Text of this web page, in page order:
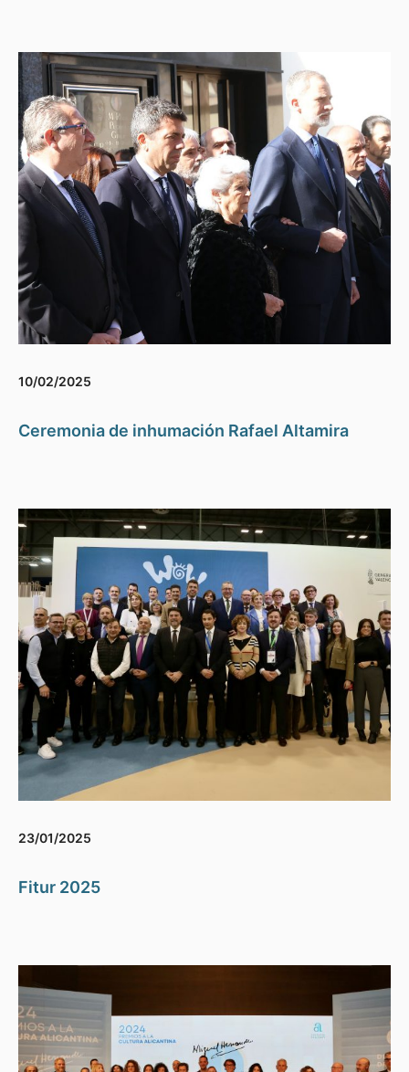
10/02/2025
Ceremonia de inhumación Rafael Altamira
23/01/2025
Fitur 2025